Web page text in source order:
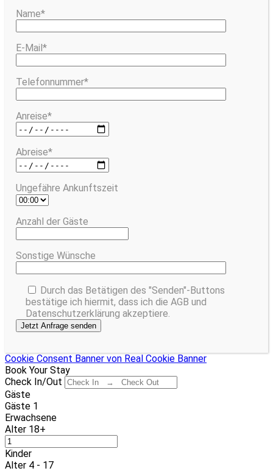
Name*
E-Mail*
Telefonnummer*
Anreise*
Abreise*
Ungefähre Ankunftszeit
Anzahl der Gäste
Sonstige Wünsche
Durch das Betätigen des "Senden"-Buttons
bestätige ich hiermit, dass ich die AGB und
Datenschutzerklärung akzeptiere.
Cookie Consent Banner von Real Cookie Banner
Book Your Stay
Check In/Out
Gäste
Gäste 1
Erwachsene
Alter 18+
Kinder
Alter 4 - 17